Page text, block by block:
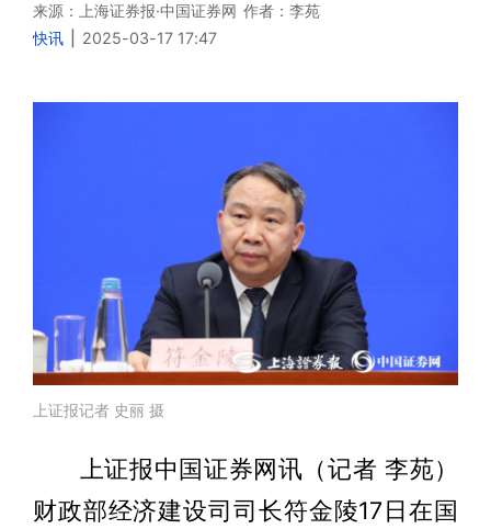
来源：上海证券报·中国证券网 作者：李苑
快讯
2025-03-17 17:47
上证报记者 史丽 摄
上证报中国证券网讯（记者 李苑）
财政部经济建设司司长符金陵17日在国